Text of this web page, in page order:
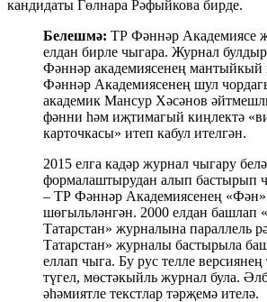
кандидаты Гөлнара Рәфыйкова бирде.
Белешмә: ТР Фәннәр Академиясе
елдан бирле чыгара. Журнал
Фәннәр академиясенең мантыйкый
Фәннәр Академиясенең шул
академик Мансур Хәсәнов
фәнни һәм иҗтимагый киңлектә
карточкасы» итеп кабул ителгән.
2015 елга кадәр журнал чыгару
формалаштырудан алып бастырып
– ТР Фәннәр Академиясенең
шөгыльләнгән. 2000 елдан башлап
Татарстан» журналына параллель
Татарстан» журналы бастырыла
еллап чыга. Бу рус телле версиянең
түгел, мөстәкыйль журнал була.
әһәмиятле текстлар тәрҗемә ителә.